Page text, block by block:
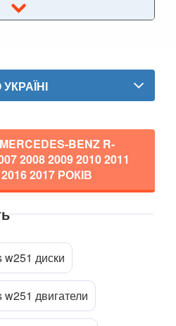
BENZ R-
2008 2009 2010 2011
2017 РОКІВ
w251 диски
двигатели